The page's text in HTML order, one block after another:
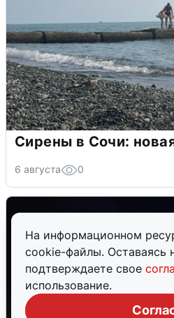
На информационном
cookie-файлы. Оставаясь
подтверждаете свое
использование.
Сирены в Сочи:
6 августа 0